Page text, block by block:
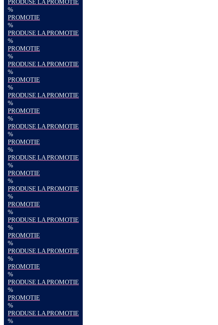
PRODUSE LA PROMOTIE
%
PROMOTIE
%
PRODUSE LA PROMOTIE
%
PROMOTIE
%
PRODUSE LA PROMOTIE
%
PROMOTIE
%
PRODUSE LA PROMOTIE
%
PROMOTIE
%
PRODUSE LA PROMOTIE
%
PROMOTIE
%
PRODUSE LA PROMOTIE
%
PROMOTIE
%
PRODUSE LA PROMOTIE
%
PROMOTIE
%
PRODUSE LA PROMOTIE
%
PROMOTIE
%
PRODUSE LA PROMOTIE
%
PROMOTIE
%
PRODUSE LA PROMOTIE
%
PROMOTIE
%
PRODUSE LA PROMOTIE
%